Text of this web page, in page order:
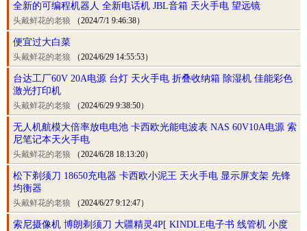
全新的可编程机器人 全新电话机 JBL音箱 天火手电 望远镜
头戴鲜花的老狼 （2024/7/1 9:46:38）
便宜过大白菜
头戴鲜花的老狼 （2024/6/29 14:55:53）
台达工厂60V 20A电源 台灯 天火手电 折叠收纳箱 除湿机 佳能彩色
激光打印机
头戴鲜花的老狼 （2024/6/29 9:38:50）
无人机航模大倍率放电电池 卡西欧光能电波表 NAS 60V10A电源 索
尼笔记本天火手电
头戴鲜花的老狼 （2024/6/28 18:13:20）
松下剃须刀 18650充电器 卡西欧小泥王 天火手电 显示屏支架 先锋
均衡器
头戴鲜花的老狼 （2024/6/27 9:12:47）
索尼摄像机 博朗剃须刀 大疆精灵4P[ KINDLE电子书 线管机 小度